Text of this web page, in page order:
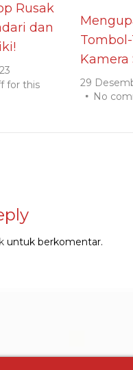
Rusak
dan
for this
Kamera
29
No
untuk berkomentar.